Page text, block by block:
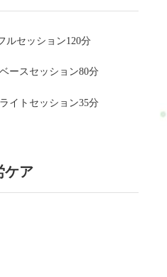
ルセッション120分
ースセッション80分
イトセッション35分
ケア